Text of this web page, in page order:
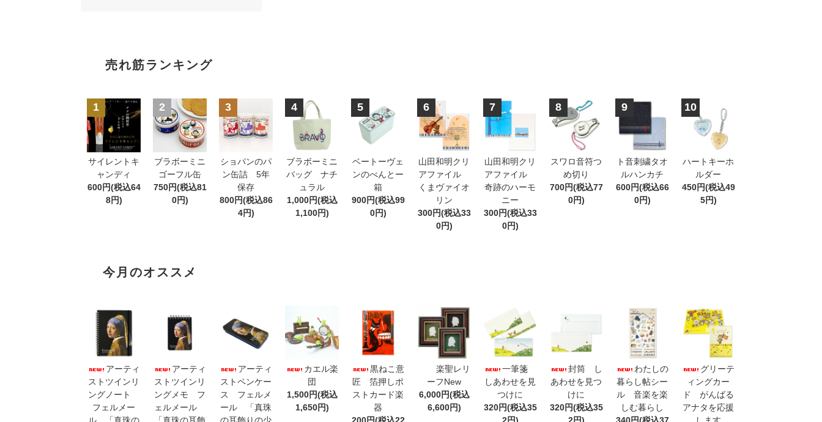
売れ筋ランキング
1
サイレントキ
ャンディ
600円(税込64
8円)
2
ブラボーミニ
ゴーフル缶
750円(税込81
0円)
3
ショパンのパ
ン缶詰 5年
保存
800円(税込86
4円)
4
ブラボーミニ
バッグ ナチ
ュラル
1,000円(税込
1,100円)
5
ベートーヴェ
ンのべんとー
箱
900円(税込99
0円)
6
山田和明クリ
アファイル
くまヴァイオ
リン
300円(税込33
0円)
7
山田和明クリ
アファイル
奇跡のハーモ
ニー
300円(税込33
0円)
8
スワロ音符つ
め切り
700円(税込77
0円)
9
ト音刺繍タオ
ルハンカチ
600円(税込66
0円)
10
ハートキーホ
ルダー
450円(税込49
5円)
今月のオススメ
アーティ
ストツインリ
ングノート
フェルメー
ル 「真珠の
アーティ
ストツインリ
ングメモ フ
ェルメール
「真珠の耳飾
アーティ
ストペンケー
ス フェルメ
ール 「真珠
の耳飾りの少
カエル楽
団
1,500円(税込
1,650円)
黒ねこ意
匠 箔押しポ
ストカード楽
器
200円(税込22
楽聖レリ
ーフNew
6,000円(税込
6,600円)
一筆箋
しあわせを見
つけに
320円(税込35
2円)
封筒 し
あわせを見つ
けに
320円(税込35
2円)
わたしの
暮らし帖シー
ル 音楽を楽
しむ暮らし
340円(税込37
グリーテ
ィングカー
ド がんばる
アナタを応援
します